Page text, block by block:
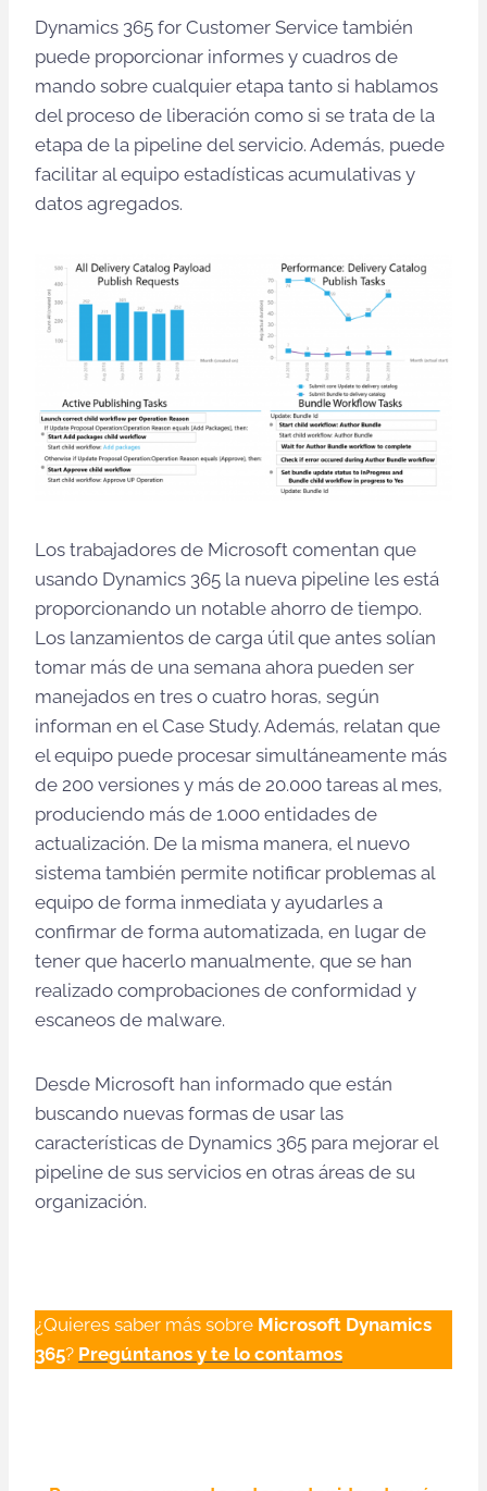
Dynamics 365 for Customer Service también
puede proporcionar informes y cuadros de
mando sobre cualquier etapa tanto si hablamos
del proceso de liberación como si se trata de la
etapa de la pipeline del servicio. Además, puede
facilitar al equipo estadísticas acumulativas y
datos agregados.
Los trabajadores de Microsoft comentan que
usando Dynamics 365 la nueva pipeline les está
proporcionando un notable ahorro de tiempo.
Los lanzamientos de carga útil que antes solían
tomar más de una semana ahora pueden ser
manejados en tres o cuatro horas, según
informan en el Case Study. Además, relatan que
el equipo puede procesar simultáneamente más
de 200 versiones y más de 20.000 tareas al mes,
produciendo más de 1.000 entidades de
actualización. De la misma manera, el nuevo
sistema también permite notificar problemas al
equipo de forma inmediata y ayudarles a
confirmar de forma automatizada, en lugar de
tener que hacerlo manualmente, que se han
realizado comprobaciones de conformidad y
escaneos de malware.
Desde Microsoft han informado que están
buscando nuevas formas de usar las
características de Dynamics 365 para mejorar el
pipeline de sus servicios en otras áreas de su
organización.
¿Quieres saber más sobre Microsoft Dynamics
365? Pregúntanos y te lo contamos